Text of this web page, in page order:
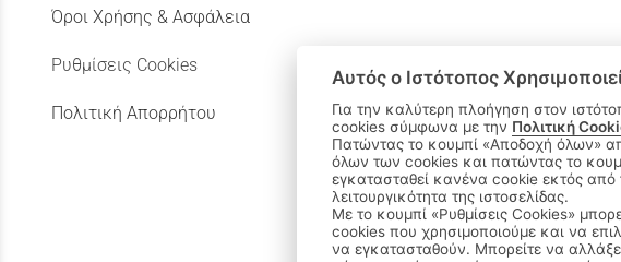
Όροι Χρήσης & Ασφάλεια
Ρυθμίσεις Cookies
Πολιτική Απορρήτου
Αυτός ο Ιστότοπος
Για την καλύτερη πλοήγηση στον
cookies σύμφωνα με την Πολιτική
Πατώντας το κουμπί «Αποδοχή όλων» αποδέχεστε την εγκατάσταση
όλων των cookies και πατώντας το
εγκατασταθεί κανένα cookie εκτός
λειτουργικότητα της ιστοσελίδας.
Με το κουμπί «Ρυθμίσεις Cookies»
cookies που χρησιμοποιούμε και να
να εγκατασταθούν. Μπορείτε να